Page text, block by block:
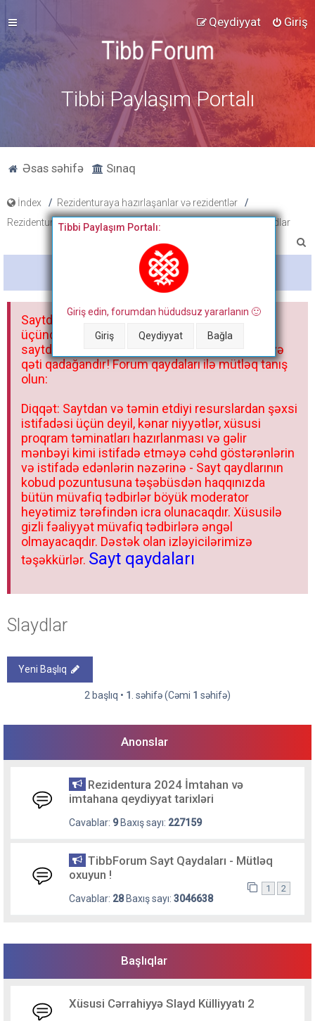
Giriş
Qeydiyyat
Tibbi Paylaşım Portalı
Əsas səhifə Sınaq
İndex
Rezidenturaya hazırlaşanlar və rezidentlər
Rezidentura hazırlıq materialları
Slaydlar
a
Bitdi
Tibbi Paylaşım Portalı:
Giriş edin, forumdan hüdudsuz yararlanın 🙂
Giriş Qeydiyyat Bağla
Saytdakı materiallar yalnız fərdi istifadəniz
üçündür. Materialları istisnasız heç bir qrupda,
saytda və sosial şəbəkədə paylaşmaq olmaz və
qəti qadağandır! Forum qaydaları ilə mütləq tanış
olun:
Diqqət: Saytdan və təmin etdiyi resurslardan şəxsi
istifadəsi üçün deyil, kənar niyyətlər, xüsusi
proqram təminatları hazırlanması və gəlir
mənbəyi kimi istifadə etməyə cəhd göstərənlərin
və istifadə edənlərin nəzərinə - Sayt qaydlarının
kobud pozuntusuna təşəbüsdən haqqınızda
bütün müvafiq tədbirlər böyük moderator
heyətimiz tərəfindən icra olunacaqdır. Xüsusilə
gizli fəaliyyət müvafiq tədbirlərə əngəl
olmayacaqdır. Dəstək olan izləyicilərimizə
təşəkkürlər. Sayt qaydaları
Slaydlar
Yeni Başlıq
2 başlıq • 1 . səhifə (Cəmi 1 səhifə)
Anonslar
Rezidentura 2024 İmtahan və
imtahana qeydiyyat tarixləri
Cavablar: 9Baxış sayı: 227159
TibbForum Sayt Qaydaları - Mütləq
oxuyun !
Cavablar: 28Baxış sayı: 3046638
1 2
Başlıqlar
Xüsusi Cərrahiyyə Slayd Külliyyatı 2